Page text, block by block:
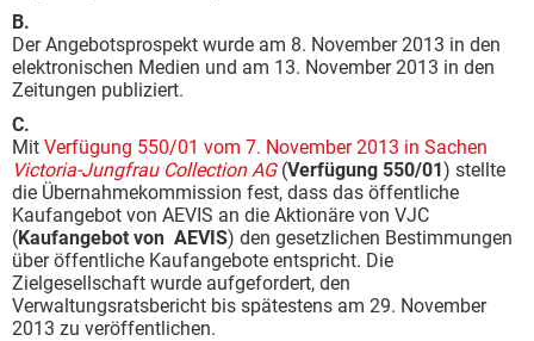
B.
Der Angebotsprospekt wurde am 8. November 2013 in den
elektronischen Medien und am 13. November 2013 in den
Zeitungen publiziert.
C.
Mit Verfügung 550/01 vom 7. November 2013 in Sachen
Victoria-Jungfrau Collection AG(Verfügung 550/01) stellte
die Übernahmekommission fest, dass das öffentliche
Kaufangebot von AEVIS an die Aktionäre von VJC
(Kaufangebot von AEVIS) den gesetzlichen Bestimmungen
über öffentliche Kaufangebote entspricht. Die
Zielgesellschaft wurde aufgefordert, den
Verwaltungsratsbericht bis spätestens am 29. November
2013 zu veröffentlichen.